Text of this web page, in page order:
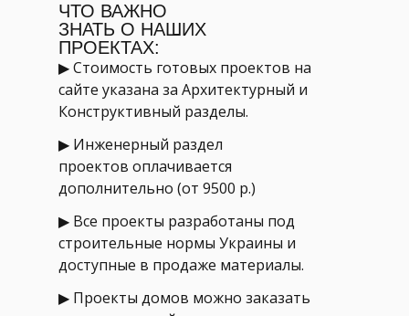
ЧТО ВАЖНО
ЗНАТЬ О НАШИХ
ПРОЕКТАХ:
▶ Стоимость готовых проектов на
сайте указана за Архитектурный и
Конструктивный разделы.
▶ Инженерный раздел
проектов оплачивается
дополнительно (от 9500 р.)
▶ Все проекты разработаны под
строительные нормы Украины и
доступные в продаже материалы.
▶ Проекты домов можно заказать